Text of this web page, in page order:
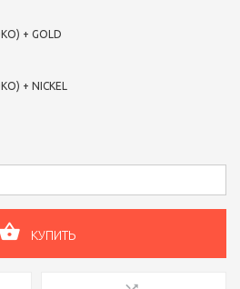
+ GOLD
+ NICKEL
КУПИТЬ